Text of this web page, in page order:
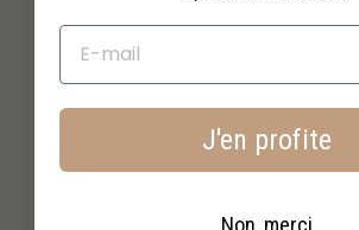
J'en profite
Non, merci